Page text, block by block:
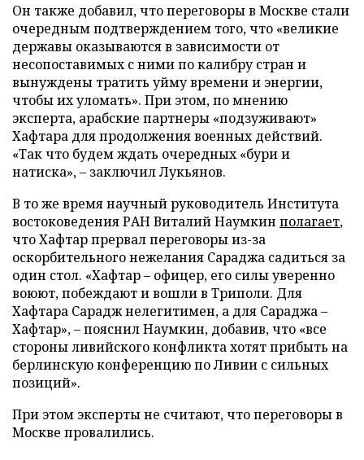
Он также добавил, что переговоры в Москве стали
очередным подтверждением того, что «великие
державы оказываются в зависимости от
несопоставимых с ними по калибру стран и
вынуждены тратить уйму времени и энергии,
чтобы их уломать». При этом, по мнению
эксперта, арабские партнеры «подзуживают»
Хафтара для продолжения военных действий.
«Так что будем ждать очередных «бури и
натиска», – заключил Лукьянов.
В то же время научный руководитель Института
востоковедения РАН Виталий Наумкин полагает,
что Хафтар прервал переговоры из-за
оскорбительного нежелания Сараджа садиться за
один стол. «Хафтар – офицер, его силы уверенно
воюют, побеждают и вошли в Триполи. Для
Хафтара Сарадж нелегитимен, а для Сараджа –
Хафтар», – пояснил Наумкин, добавив, что «все
стороны ливийского конфликта хотят прибыть на
берлинскую конференцию по Ливии с сильных
позиций».
При этом эксперты не считают, что переговоры в
Москве провалились.